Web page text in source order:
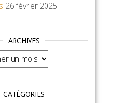
26 février 2025
ARCHIVES
CATÉGORIES